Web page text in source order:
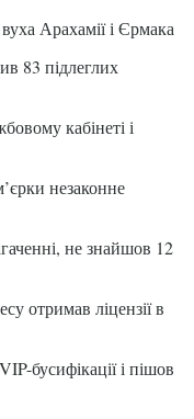
Арахамії і Єрмака
83 підлеглих
кабінеті і
незаконне
не знайшов 12
отримав ліцензії в
бусифікації і пішов